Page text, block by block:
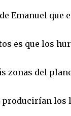
Emanuel que
es que los
zonas del
producirían los